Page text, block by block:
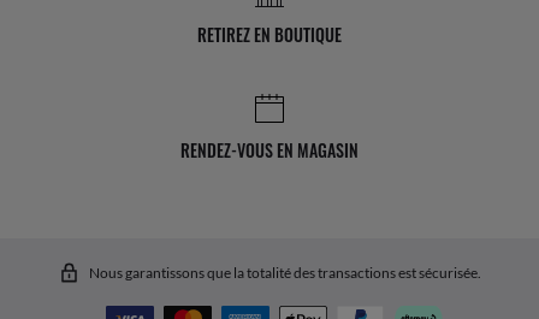
RETIREZ EN BOUTIQUE
RENDEZ-VOUS EN MAGASIN
Nous garantissons que la totalité des transactions est sécurisée.